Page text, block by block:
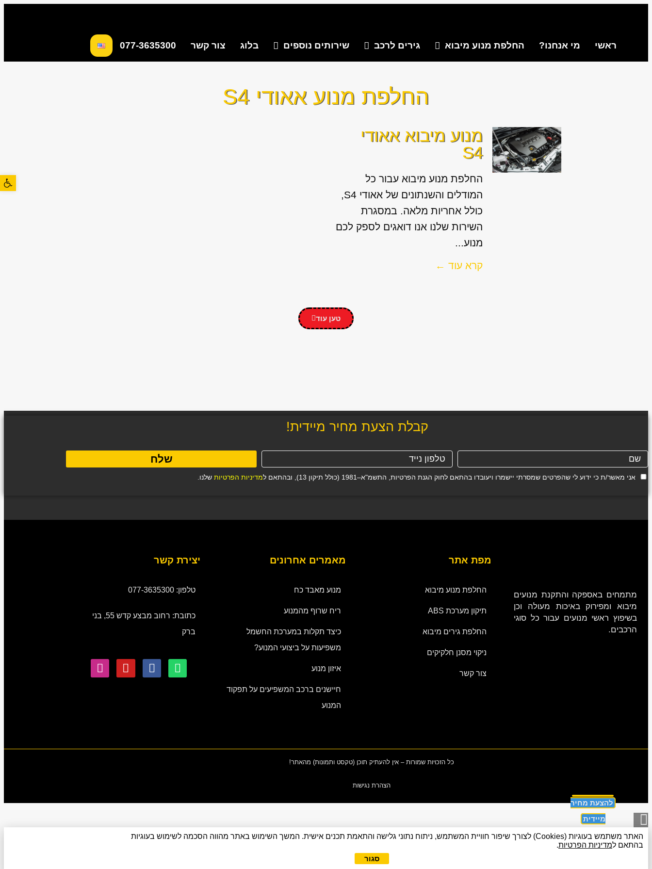
פתח
ראשי מי אנחנו? החלפת מנוע מיבוא גירים לרכב שירותים נוספים בלוג צור קשר 077-3635300
החלפת מנוע אאודי S4
מנוע מיבוא אאודי
S4
החלפת מנוע מיבוא עבור כל
המודלים והשנתונים של אאודי S4,
כולל אחריות מלאה. במסגרת
השירות שלנו אנו דואגים לספק לכם
מנוע...
קרא עוד ←
טען עוד
קבלת הצעת מחיר מיידית!
אני מאשר/ת כי ידוע לי שהפרטים שמסרתי יישמרו ויעובדו בהתאם לחוק הגנת הפרטיות, התשמ"א–1981 (כולל תיקון 13), ובהתאם ל מדיניות הפרטיות שלנו.
שלח
מתמחים באספקה והתקנת מנועים
מיבוא ומפירוק באיכות מעולה וכן
בשיפוץ ראשי מנועים עבור כל סוגי
הרכבים.
מפת אתר
החלפת מנוע מיבוא
תיקון מערכת ABS
החלפת גירים מיבוא
ניקוי מסנן חלקיקים
צור קשר
מאמרים אחרונים
מנוע מאבד כח
ריח שרוף מהמנוע
כיצד תקלות במערכת החשמל
משפיעות על ביצועי המנוע?
איזון מנוע
חיישנים ברכב המשפיעים על תפקוד
המנוע
יצירת קשר
טלפון: 077-3635300
כתובת: רחוב מבצע קדש 55, בני
ברק
כל הזכויות שמורות – אין להעתיק תוכן (טקסט ותמונות) מהאתר!
הצהרת נגישות
להצעת מחיר
מיידית
לראש
העמוד
האתר משתמש בעוגיות (Cookies) לצורך שיפור חוויית המשתמש, ניתוח נתוני גלישה והתאמת תכנים אישית. המשך השימוש באתר מהווה הסכמה לשימוש בעוגיות
בהתאם למדיניות הפרטיות.
סגור